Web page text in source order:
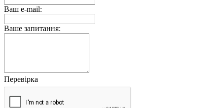
Ваш e-mail:
Ваше запитання:
Перевірка